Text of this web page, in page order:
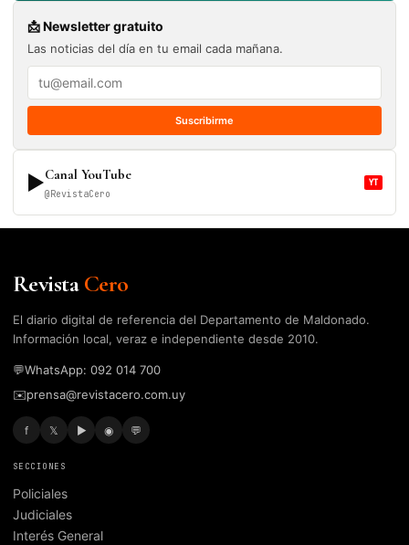
📩 Newsletter gratuito
Las noticias del día en tu email cada mañana.
Suscribirme
▶Canal YouTube
@RevistaCero
YT
RevistaCero
El diario digital de referencia del Departamento de Maldonado.
Información local, veraz e independiente desde 2010.
💬WhatsApp: 092 014 700
✉️prensa@revistacero.com.uy
f 𝕏 ▶ ◉ 💬
SECCIONES
Policiales
Judiciales
Interés General